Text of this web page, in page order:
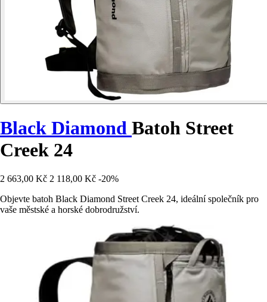
Black Diamond Batoh Street
Creek 24
2 663,00 Kč 2 118,00 Kč -20%
Objevte batoh Black Diamond Street Creek 24, ideální společník pro
vaše městské a horské dobrodružství.